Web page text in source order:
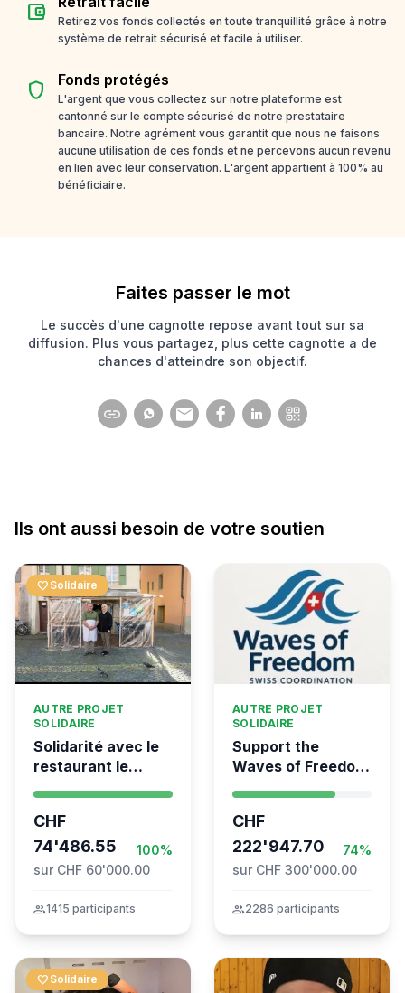
account_balance_wallet
Retirez vos fonds collectés en toute tranquillité grâce à notre
système de retrait sécurisé et facile à utiliser.
shield Fonds protégés
L'argent que vous collectez sur notre plateforme est
cantonné sur le compte sécurisé de notre prestataire
bancaire. Notre agrément vous garantit que nous ne faisons
aucune utilisation de ces fonds et ne percevons aucun revenu
en lien avec leur conservation. L'argent appartient à 100% au
bénéficiaire.
Faites passer le mot
Le succès d'une cagnotte repose avant tout sur sa
diffusion. Plus vous partagez, plus cette cagnotte a de
chances d'atteindre son objectif.
Ils ont aussi besoin de votre soutien
favorite Solidaire
AUTRE PROJET
SOLIDAIRE
Solidarité avec le
restaurant le
CHF
74'486.55
100%
sur CHF 60'000.00
group1415 participants
AUTRE PROJET
SOLIDAIRE
Support the
Waves of Freedom
the Global
Movement to Gaza
CHF
222'947.70
74%
sur CHF 300'000.00
group2286 participants
favorite Solidaire